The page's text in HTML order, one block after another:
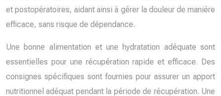
et postopératoires, aidant ainsi à gérer la douleur de manière
efficace, sans risque de dépendance.
Une bonne alimentation et une hydratation adéquate sont
essentielles pour une récupération rapide et efficace. Des
consignes spécifiques sont fournies pour assurer un apport
nutritionnel adéquat pendant la période de récupération. Une